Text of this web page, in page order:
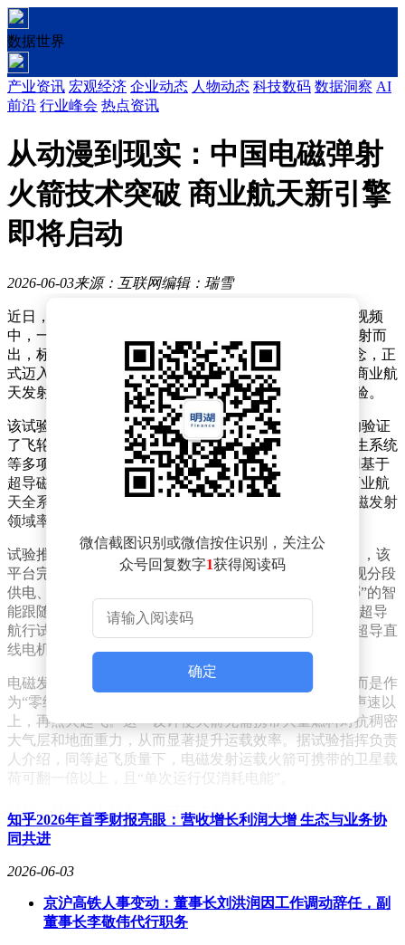
数据世界
产业资讯 宏观经济 企业动态 人物动态 科技数码 数据洞察 AI
前沿 行业峰会 热点资讯
从动漫到现实：中国电磁弹射
火箭技术突破 商业航天新引擎
即将启动
2026-06-03来源：互联网编辑：瑞雪
近日，一段火箭发射的短视频在网络上引发广泛关注。视频
中，一枚直径达1.4米的火箭模型在电磁试验台上瞬间弹射而
出，标志着“电磁弹射火箭”这一曾仅存在于动漫中的概念，正
式迈入现实试验阶段。这一突破性进展，源自四川资阳商业航
天发射技术研究院航天电磁发射试验中心的一次系统试验。
该试验中心于2025年4月15日完成了首次系统试验，成功验证
了飞轮储能充放电、高性能电磁推进控制、实时数字孪生系统
等多项关键技术。这一平台被官方定位为“世界首个采用基于
超导磁悬浮技术路线的电磁发射技术验证平台”，具备商业航
天全系统、全流程动态演示验证能力，标志着中国在电磁发射
领域率先搭建起试验台。
试验推进迅速，不到一年时间便取得新突破。2026年1月，该
平台完成技术“进阶版”试验，融入矩阵式切换技术，实现分段
供电、换步牵引功能，并开创“火箭跑在哪，电就供在哪”的智
能跟随模式，系统效率大幅提升约90%。同年3月，高温超导
航行试验顺利完成，进一步验证了超导磁体脱机复用、超导直
线电机精确控制等核心技术。
电磁发射技术的核心在于，它并非取代火箭全程飞行，而是作
为“零级助推器”，在地面利用电磁轨道将火箭加速至超声速以
上，再点火起飞。这一设计使火箭无需携带大量燃料对抗稠密
大气层和地面重力，从而显著提升运载效率。据试验指挥负责
人介绍，同等起飞质量下，电磁发射运载火箭可携带的卫星载
荷可翻一倍以上，且“单次运行仅消耗电能”。
目前，星河动力航天公司已正式启动“谷神星二号”运载火箭的
研发工作，明确采用电磁弹射技术，计划将运载能力提升至
3.5吨，并目标于2028年实现全球首次电磁弹射火箭发射。这
一举措标志着电磁发射技术从试验阶段向实际应用迈出关键一
事实上，中国在电磁发射技术领域并非从零起步。以马伟明院
微信截图识别或微信按住识别，关注公
众号回复数字1获得阅读码
确定
知乎2026年首季财报亮眼：营收增长利润大增 生态与业务协
同共进
2026-06-03
京沪高铁人事变动：董事长刘洪润因工作调动辞任，副
董事长李敬伟代行职务